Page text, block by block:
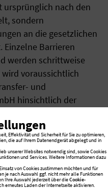
ursprünglich nach den
sondern
an die gesetzlichen
Barrieren
werden schrittweise
voraussichtlich
und
hinsichtlich der
der folgenden
nur teilweise mit
(BFSG)
Effektivität und Sicherheit für Sie zu optimieren,
die auf Ihrem Datenendgerät abgelegt und in
unserer Websites notwendig sind, sowie Cookies
und Services. Weitere Informationen dazu
von Cookies zustimmen möchten und für
je nach Auswahl ggf. nicht mehr alle Funktionen
Ihre Auswahl jederzeit über dieCookie-
erneutes Laden der Internetseite aktivieren.